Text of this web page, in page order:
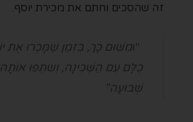
זה שהסכים וחתם את מכירת יוסף.
"וּמִשּׁוּם כָּךְ, בִּזְמַן שֶׁמָּכְרוּ אֶת
כֻלָּם עִם הַשְּׁכִינָה, וְשִׁתְּפוּ
שְׁבוּעָה"